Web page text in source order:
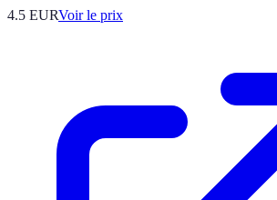
4.5 EURVoir le prix